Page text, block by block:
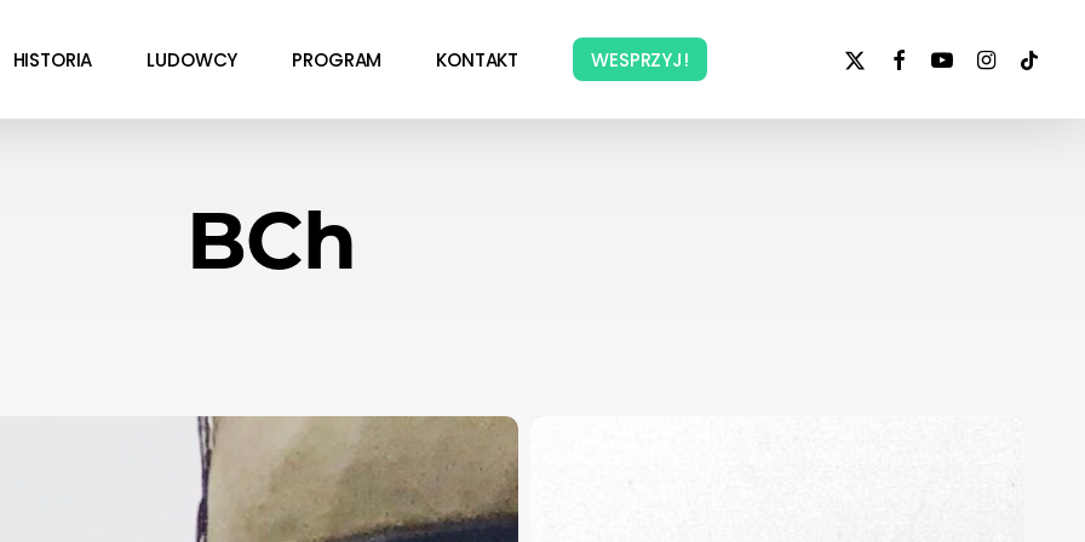
HISTORIA LUDOWCY PROGRAM KONTAKT WESPRZYJ!
x-
facebookyoutubeinstagram
tiktok
BCh